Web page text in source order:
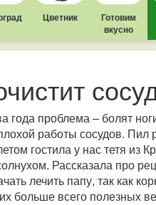
Цветник
Готовим
вкусно
года проблема – болят
работы сосудов.
гостила у нас тетя из
Рассказала про
лечить папу, так как
больше всего полезных